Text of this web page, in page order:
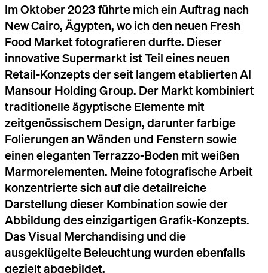
Im Oktober 2023 führte mich ein Auftrag nach
New Cairo, Ägypten, wo ich den neuen Fresh
Food Market fotografieren durfte. Dieser
innovative Supermarkt ist Teil eines neuen
Retail-Konzepts der seit langem etablierten Al
Mansour Holding Group. Der Markt kombiniert
traditionelle ägyptische Elemente mit
zeitgenössischem Design, darunter farbige
Folierungen an Wänden und Fenstern sowie
einen eleganten Terrazzo-Boden mit weißen
Marmorelementen. Meine fotografische Arbeit
konzentrierte sich auf die detailreiche
Darstellung dieser Kombination sowie der
Abbildung des einzigartigen Grafik-Konzepts.
Das Visual Merchandising und die
ausgeklügelte Beleuchtung wurden ebenfalls
gezielt abgebildet.